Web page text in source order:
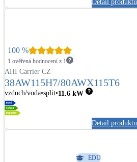
Kotle
Bateriové úložiště
Pouze velké BESS
Novostavby
Stínicí technika
Detail produktu
100%
1 ověřená hodnocení z 1
AHI Carrier CZ
38AW115H7/80AWX115T6
vzduch/voda split 11.6 kW
Detail produktu
EDU